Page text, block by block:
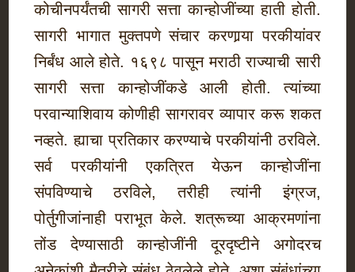
कोचीनपर्यंतची सागरी सत्ता कान्होजींच्या हाती होती.
सागरी भागात मुक्तपणे संचार करणार्‍या परकीयांवर
निर्बंध आले होते. १६९८ पासून मराठी राज्याची सारी
सागरी सत्ता कान्होजींकडे आली होती. त्यांच्या
परवान्याशिवाय कोणीही सागरावर व्यापार करू शकत
नव्हते. ह्याचा प्रतिकार करण्याचे परकीयांनी ठरविले.
सर्व परकीयांनी एकत्रित येऊन कान्होजींना
संपविण्याचे ठरविले, तरीही त्यांनी इंग्रज,
पोर्तुगीजांनाही पराभूत केले. शत्रूच्या आक्रमणांना
तोंड देण्यासाठी कान्होजींनी दूरदृष्टीने अगोदरच